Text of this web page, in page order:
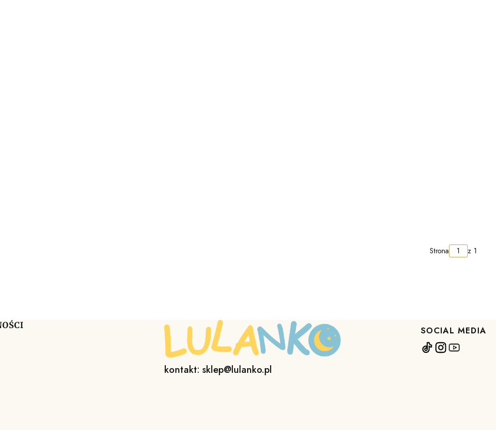
Strona z 1
kontakt: sklep@lulanko.pl
SOCIAL MEDIA